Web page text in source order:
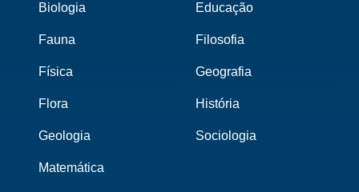
Biologia
Fauna
Física
Flora
Geologia
Matemática
Educação
Filosofia
Geografia
História
Sociologia